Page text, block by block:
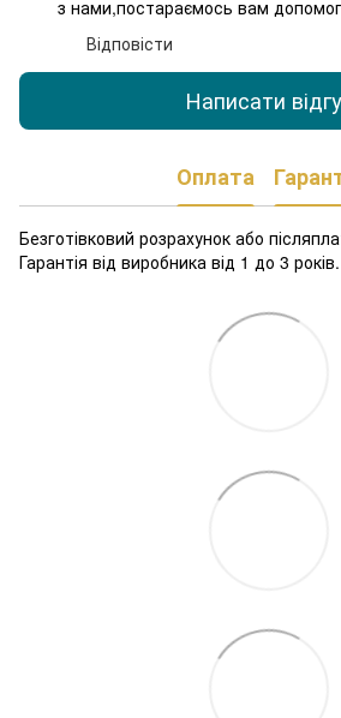
з нами,постараємось вам
Відповісти
Написати
Оплата
Безготівковий розрахунок або
Гарантія від виробника від 1 до 3 років.